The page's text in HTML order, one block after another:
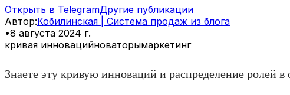
Открыть в TelegramДругие публикации
Автор:Кобилинская | Система продаж из блога
•8 августа 2024 г.
кривая инновацийноваторымаркетинг
Знаете эту кривую инноваций и распределение ролей в